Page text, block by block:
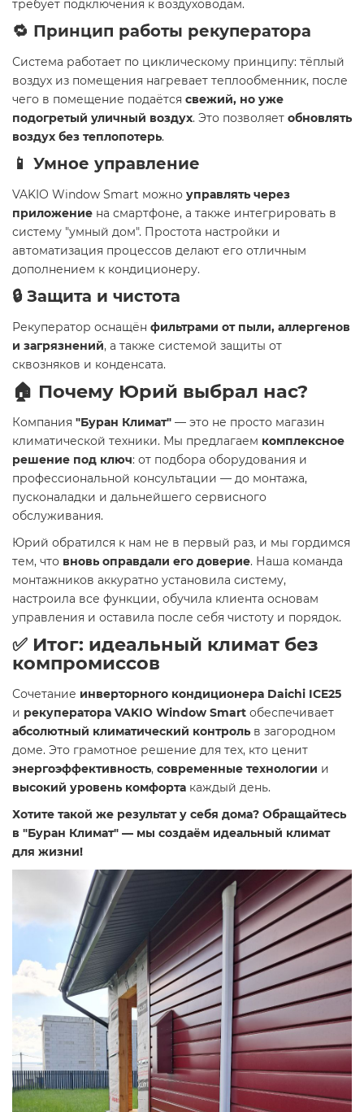
требует подключения к воздуховодам.
🔁 Принцип работы рекуператора
Система работает по циклическому принципу: тёплый
воздух из помещения нагревает теплообменник, после
чего в помещение подаётся свежий, но уже
подогретый уличный воздух. Это позволяет обновлять
воздух без теплопотерь.
📱 Умное управление
VAKIO Window Smart можно управлять через
приложение на смартфоне, а также интегрировать в
систему "умный дом". Простота настройки и
автоматизация процессов делают его отличным
дополнением к кондиционеру.
🔒 Защита и чистота
Рекуператор оснащён фильтрами от пыли, аллергенов
и загрязнений, а также системой защиты от
сквозняков и конденсата.
🏠 Почему Юрий выбрал нас?
Компания "Буран Климат" — это не просто магазин
климатической техники. Мы предлагаем комплексное
решение под ключ: от подбора оборудования и
профессиональной консультации — до монтажа,
пусконаладки и дальнейшего сервисного
обслуживания.
Юрий обратился к нам не в первый раз, и мы гордимся
тем, что вновь оправдали его доверие. Наша команда
монтажников аккуратно установила систему,
настроила все функции, обучила клиента основам
управления и оставила после себя чистоту и порядок.
✅ Итог: идеальный климат без
компромиссов
Сочетание инверторного кондиционера Daichi ICE25
и рекуператора VAKIO Window Smart обеспечивает
абсолютный климатический контроль в загородном
доме. Это грамотное решение для тех, кто ценит
энергоэффективность, современные технологии и
высокий уровень комфорта каждый день.
Хотите такой же результат у себя дома? Обращайтесь
в "Буран Климат" — мы создаём идеальный климат
для жизни!